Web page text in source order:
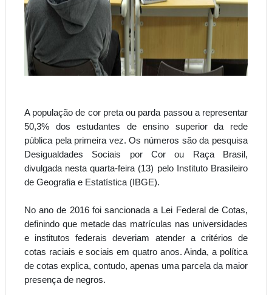
A população de cor preta ou parda passou a representar
50,3% dos estudantes de ensino superior da rede
pública pela primeira vez. Os números são da pesquisa
Desigualdades Sociais por Cor ou Raça Brasil,
divulgada nesta quarta-feira (13) pelo Instituto Brasileiro
de Geografia e Estatística (IBGE).
No ano de 2016 foi sancionada a Lei Federal de Cotas,
definindo que metade das matrículas nas universidades
e institutos federais deveriam atender a critérios de
cotas raciais e sociais em quatro anos. Ainda, a política
de cotas explica, contudo, apenas uma parcela da maior
presença de negros.